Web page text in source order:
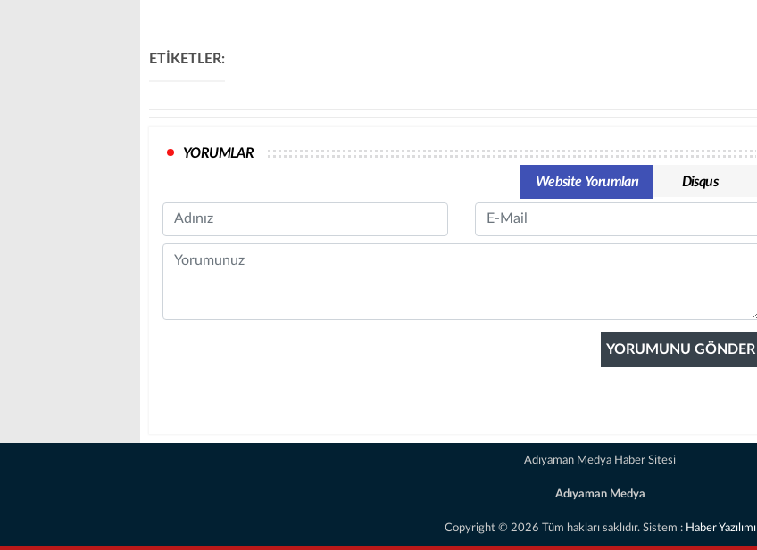
ETİKETLER:
YORUMLAR
Website Yorumları
Disqus
Name Email
Comment
Adıyaman Medya Haber Sitesi
Adıyaman Medya
Copyright © 2026 Tüm hakları saklıdır. Sistem : Haber Yazılımı